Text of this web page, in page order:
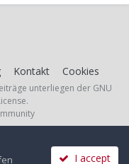
Kontakt Cookies
unterliegen der GNU
I accept